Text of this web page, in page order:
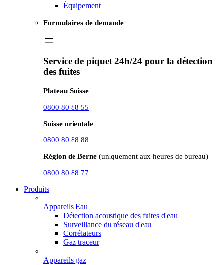
Équipement
Formulaires de demande
Service de piquet 24h/24 pour la détection
des fuites
Plateau Suisse
0800 80 88 55
Suisse orientale
0800 80 88 88
Région de Berne (uniquement aux heures de bureau)
0800 80 88 77
Produits
Appareils Eau
Détection acoustique des fuites d'eau
Surveillance du réseau d'eau
Corrélateurs
Gaz traceur
Appareils gaz